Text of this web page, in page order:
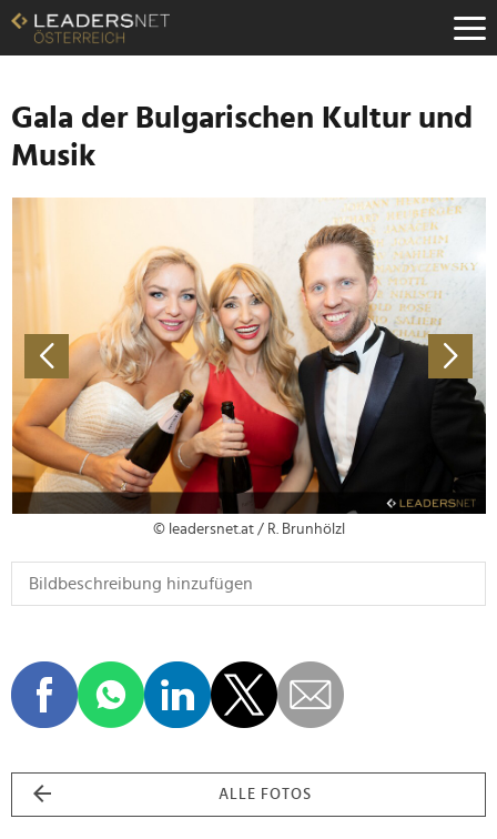
Zum
Inhalt
Zur
Navigation
Zur
Hauptnavigation
Gala der Bulgarischen Kultur und
Musik
© leadersnet.at / R. Brunhölzl
ALLE FOTOS